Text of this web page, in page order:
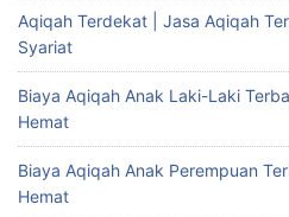
Aqiqah Terdekat | Jasa Aqiqah
Syariat
Biaya Aqiqah Anak Laki-Laki
Hemat
Biaya Aqiqah Anak Perempuan
Hemat